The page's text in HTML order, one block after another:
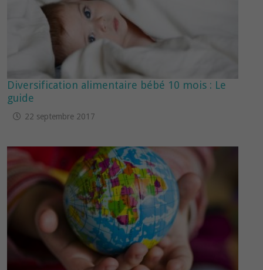
Diversification alimentaire bébé 10 mois : Le
guide
22 septembre 2017